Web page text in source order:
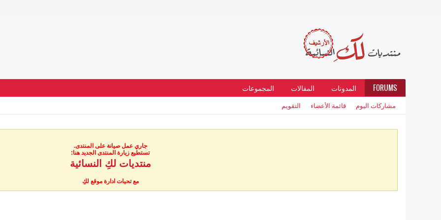
FORUMS المدونات المقالات المجموعات
مشاركات اليوم قائمة الأعضاء التقويم
جاري عمل صيانة على المنتدى.
تستطيع زيارة المنتدى الجديد هنا:
منتديات لكِ النسائية
مع تحيات ادارة موقع لكِ